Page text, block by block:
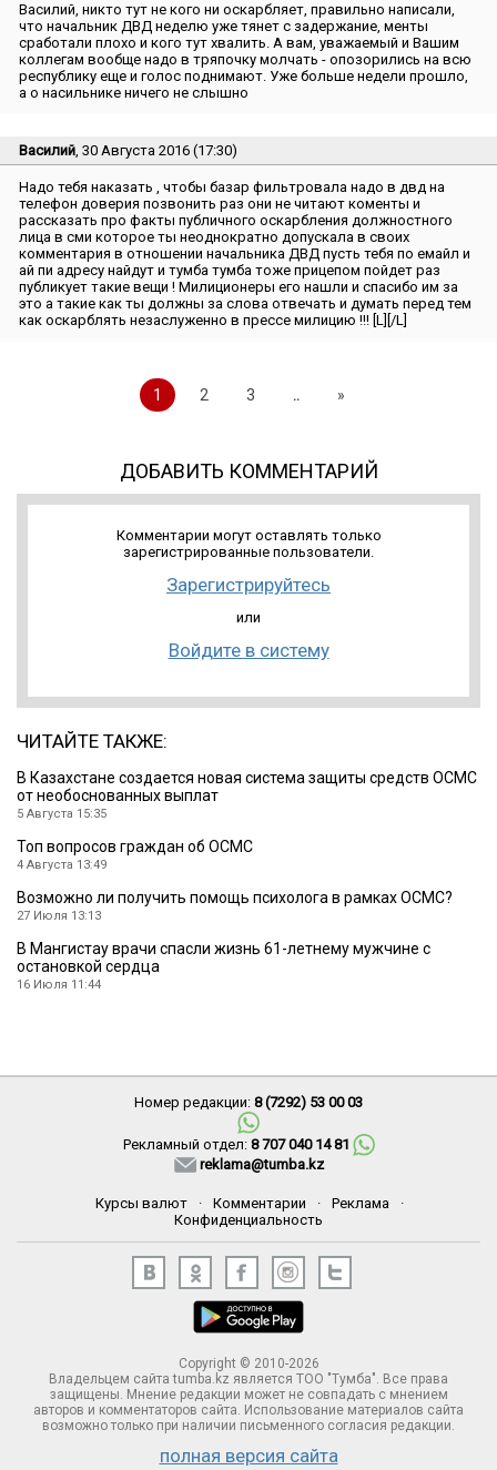
Василий, никто тут не кого ни оскарбляет, правильно написали,
что начальник ДВД неделю уже тянет с задержание, менты
сработали плохо и кого тут хвалить. А вам, уважаемый и Вашим
коллегам вообще надо в тряпочку молчать - опозорились на всю
республику еще и голос поднимают. Уже больше недели прошло,
а о насильнике ничего не слышно
Василий, 30 Августа 2016 (17:30)
Надо тебя наказать , чтобы базар фильтровала надо в двд на
телефон доверия позвонить раз они не читают коменты и
рассказать про факты публичного оскарбления должностного
лица в сми которое ты неоднократно допускала в своих
комментария в отношении начальника ДВД пусть тебя по емайл и
ай пи адресу найдут и тумба тумба тоже прицепом пойдет раз
публикует такие вещи ! Милиционеры его нашли и спасибо им за
это а такие как ты должны за слова отвечать и думать перед тем
как оскарблять незаслуженно в прессе милицию !!! [L][/L]
1 2 3 .. »
ДОБАВИТЬ КОММЕНТАРИЙ
Комментарии могут оставлять только
зарегистрированные пользователи.
Зарегистрируйтесь
или
Войдите в систему
ЧИТАЙТЕ ТАКЖЕ:
В Казахстане создается новая система защиты средств ОСМС
от необоснованных выплат
5 Августа 15:35
Топ вопросов граждан об ОСМС
4 Августа 13:49
Возможно ли получить помощь психолога в рамках ОСМС?
27 Июля 13:13
В Мангистау врачи спасли жизнь 61-летнему мужчине с
остановкой сердца
16 Июля 11:44
Номер редакции: 8 (7292) 53 00 03
Рекламный отдел: 8 707 040 14 81
reklama@tumba.kz
Курсы валют · Комментарии · Реклама
·
Конфиденциальность
Copyright © 2010-2026
Владельцем сайта tumba.kz является ТОО "Тумба". Все права
защищены. Мнение редакции может не совпадать с мнением
авторов и комментаторов сайта. Использование материалов сайта
возможно только при наличии письменного согласия редакции.
полная версия сайта